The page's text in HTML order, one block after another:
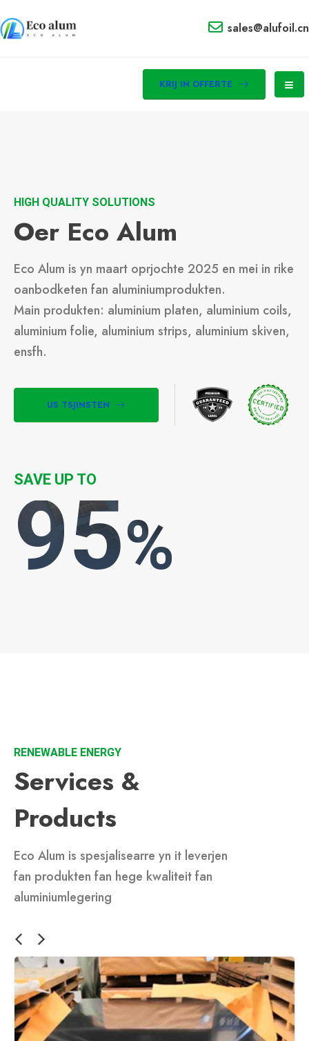
sales@alufoil.cn
KRIJ IN OFFERTE
HIGH QUALITY SOLUTIONS
Oer Eco Alum
Eco Alum is yn maart oprjochte 2025 en mei in rike
oanbodketen fan aluminiumprodukten.
Main produkten: aluminium platen, aluminium coils,
aluminium folie, aluminium strips, aluminium skiven,
ensfh.
US TSJINSTEN
SAVE UP TO
95%
RENEWABLE ENERGY
Services &
Products
Eco Alum is spesjalisearre yn it leverjen
fan produkten fan hege kwaliteit fan
aluminiumlegering